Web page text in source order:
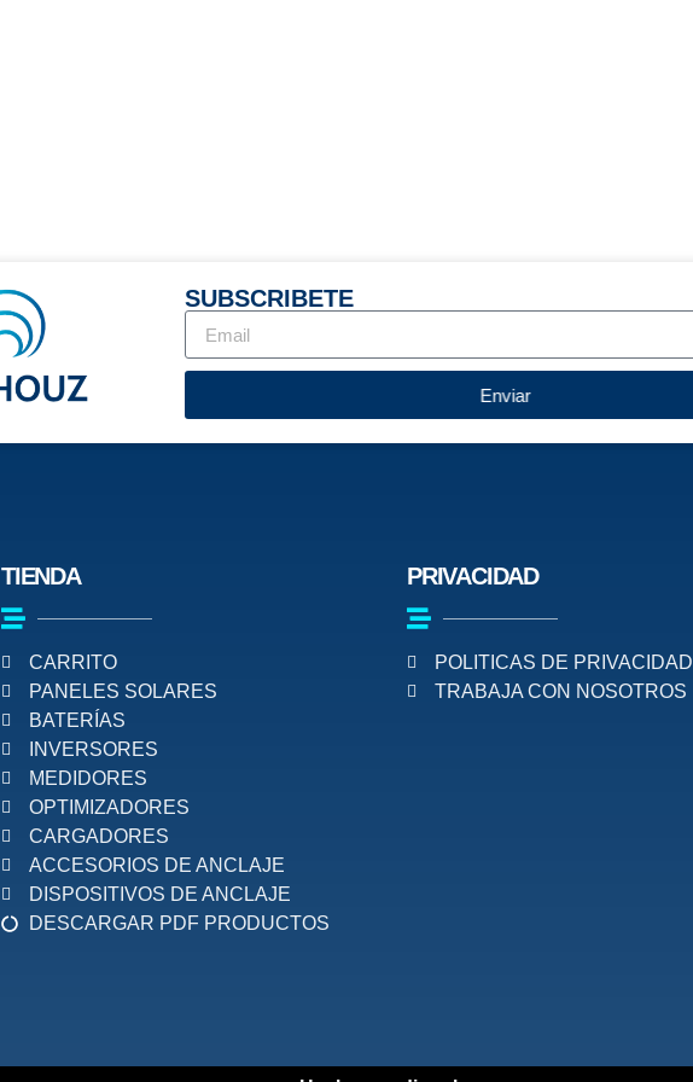
SUBSCRIBETE
Enviar
TIENDA
CARRITO
PANELES SOLARES
BATERÍAS
INVERSORES
MEDIDORES
OPTIMIZADORES
CARGADORES
ACCESORIOS DE ANCLAJE
DISPOSITIVOS DE ANCLAJE
DESCARGAR PDF PRODUCTOS
PRIVACIDAD
POLITICAS DE PRIVACIDAD
TRABAJA CON NOSOTROS